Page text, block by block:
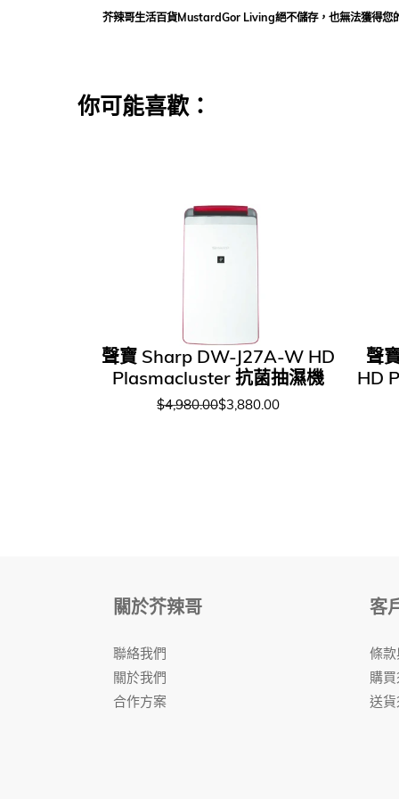
芥辣哥生活百貨MustardGor Living絕不儲存，也無法獲得您
你可能喜歡：
聲寶 Sharp DW-J27A-W HD
Plasmacluster 抗菌抽濕機
$4,980.00$3,880.00
聲
HD
關於芥辣哥
聯絡我們
關於我們
合作方案
客
條
購
送